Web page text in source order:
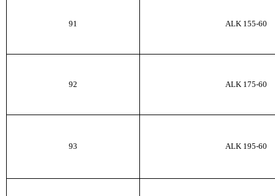
91 ALK 155-60
92 ALK 175-60
93 ALK 195-60